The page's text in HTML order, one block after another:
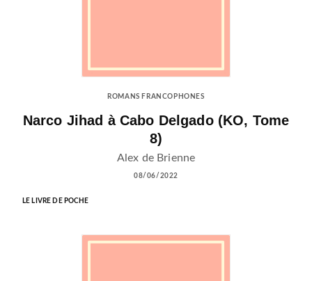
ROMANS FRANCOPHONES
Narco Jihad à Cabo Delgado (KO, Tome
8)
Alex de Brienne
08/06/2022
LE LIVRE DE POCHE